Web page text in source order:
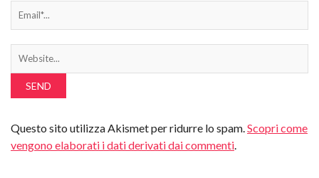
Questo sito utilizza Akismet per ridurre lo spam.Scopri come
vengono elaborati i dati derivati dai commenti.